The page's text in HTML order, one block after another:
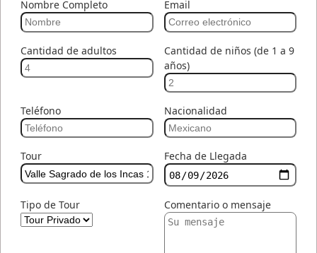
Nombre Completo Email
Cantidad de adultos
Cantidad de niños (de 1 a 9
años)
Teléfono Nacionalidad
Tour Fecha de Llegada
Tipo de Tour Comentario o mensaje